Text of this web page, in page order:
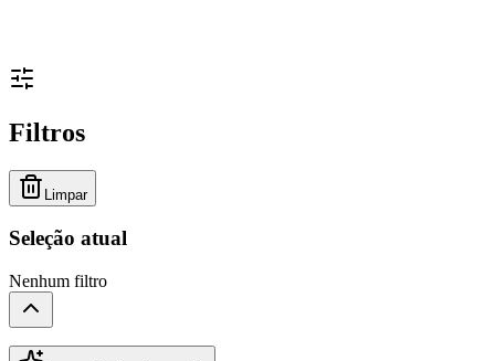
Filtros
Limpar
Seleção atual
Nenhum filtro